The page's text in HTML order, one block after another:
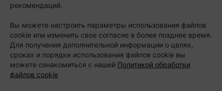
Нравится просыпаться под шум сосен, проводить
Присмотритесь к кемпингу «Казантип». Он
расположен на берегу Вилейского водохранилища,
где 15 гектаров леса и пляжей превращены в
большое пространство для отдыха на природе.
рекомендаций.
Вы можете настроить параметры использования файлов
cookie или изменить свое согласие в более позднее время.
Для получения дополнительной информации о целях,
сроках и порядке использования файлов cookie вы
можете ознакомиться с нашей Политикой обработки
файлов cookie